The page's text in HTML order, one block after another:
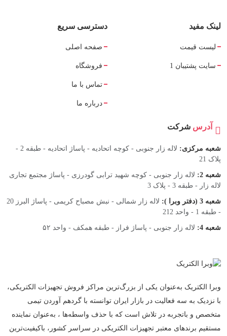
لینک مفید
لیست قیمت
سایت پشتیبان 1
دسترسی سریع
صفحه اصلی
فروشگاه
تماس با ما
درباره ما
آدرس شرکت
شعبه مرکزی:
لاله زار جنوبی - کوچه اتحادیه - پاساژ اتحادیه - طبقه 2 -
پلاک 21
شعبه 2:
لاله زار جنوبی - کوچه شهید ترابی گودرزی - پاساژ مجتمع تجاری
لاله زار - طبقه 3 - پلاک 3
شعبه 3 (دفتر وبرا ):
لاله زار شمالی - نبش مصباح کریمی - پاساژ البرز 20
- طبقه 1 - واحد 212
شعبه 4: لاله زار جنوبی - پاساژ فراز - طبقه همکف - واحد ۵۲
وبرا الکتریک به‌عنوان یکی از بزرگ‌ترین مراکز فروش تجهیزات الکتریکی،
با نزدیک به سه فعالیت در بازار ایران توانسته با گردهم‌ آوردن تیمی
متخصص و باتجربه در تلاش است که با حذف واسطه‌ها ، به‌عنوان نماینده
مستقیم برندهای معتبر تجهیزات الکتریکی در سراسر کشور، باکیفیت‌ترین